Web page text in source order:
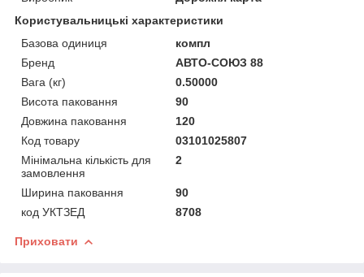
Користувальницькі характеристики
Базова одиниця
компл
Бренд
АВТО-СОЮЗ 88
Вага (кг)
0.50000
Висота паковання
90
Довжина паковання
120
Код товару
03101025807
Мінімальна кількість для
замовлення
2
Ширина паковання
90
код УКТЗЕД
8708
Приховати